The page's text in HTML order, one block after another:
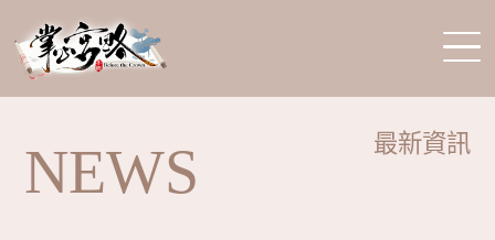
官網首頁
NEWS 最新資訊